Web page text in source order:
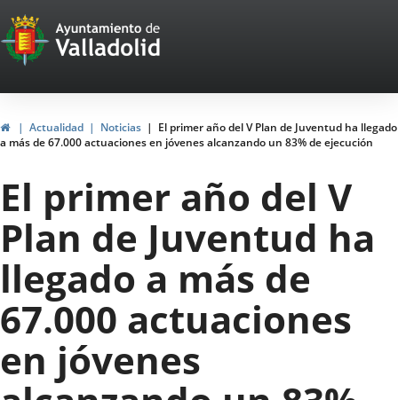
Portal
Web
del
Ayuntamiento
de
Valladolid
InicioActualidad Noticias
El primer año del V Plan de Juventud ha llegado
a más de 67.000 actuaciones en jóvenes alcanzando un 83% de ejecución
El primer año del V
Plan de Juventud ha
llegado a más de
67.000 actuaciones
en jóvenes